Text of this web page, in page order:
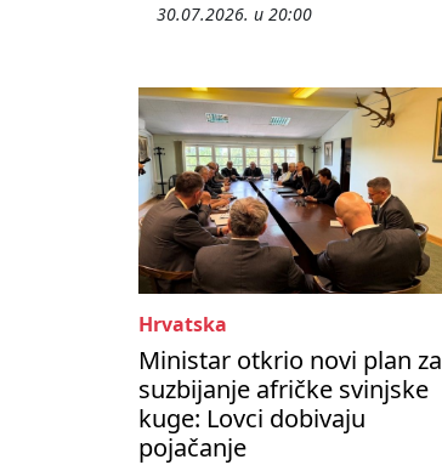
30.07.2026. u 20:00
Hrvatska
Ministar otkrio novi plan za
suzbijanje afričke svinjske
kuge: Lovci dobivaju
pojačanje